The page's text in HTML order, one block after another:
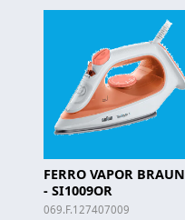
FERRO VAPOR BRAUN
- SI1009OR
069.F.127407009